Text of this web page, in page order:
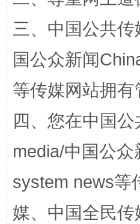
三、中国公共
国公众新闻
等传媒网站拥
四、您在中国
media/中国公
system news等
媒、中国全民